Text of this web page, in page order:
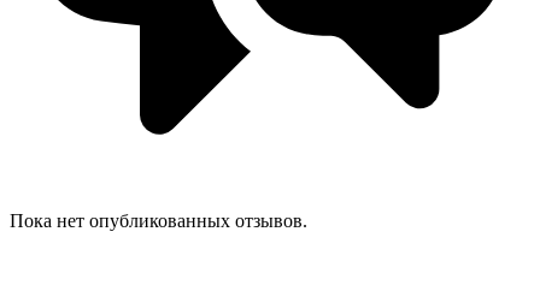
Пока нет опубликованных отзывов.